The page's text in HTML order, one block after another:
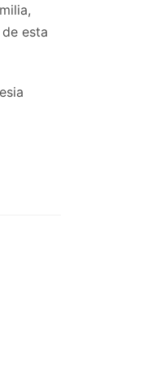
esta